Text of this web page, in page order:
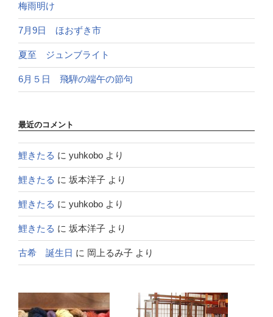
梅雨明け
7月9日 ほおずき市
夏至 ジュンブライト
6月５日 飛騨の端午の節句
最近のコメント
鯉きたる に yuhkobo より
鯉きたる に 坂本洋子 より
鯉きたる に yuhkobo より
鯉きたる に 坂本洋子 より
古希 誕生日 に 岡上るみ子 より